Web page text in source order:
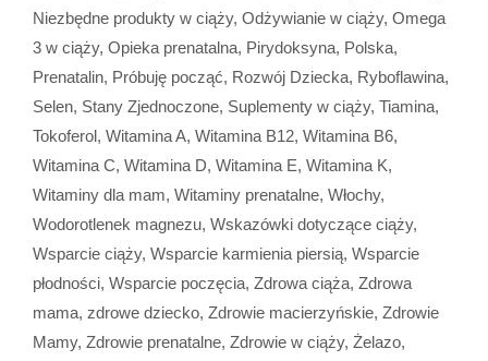
Niezbędne produkty w ciąży, Odżywianie w ciąży, Omega
3 w ciąży, Opieka prenatalna, Pirydoksyna, Polska,
Prenatalin, Próbuję począć, Rozwój Dziecka, Ryboflawina,
Selen, Stany Zjednoczone, Suplementy w ciąży, Tiamina,
Tokoferol , Witamina A, Witamina B12, Witamina B6,
Witamina C, Witamina D, Witamina E, Witamina K,
Witaminy dla mam, Witaminy prenatalne, Włochy,
Wodorotlenek magnezu, Wskazówki dotyczące ciąży,
Wsparcie ciąży, Wsparcie karmienia piersią, Wsparcie
płodności, Wsparcie poczęcia, Zdrowa ciąża, Zdrowa
mama, zdrowe dziecko, Zdrowie macierzyńskie, Zdrowie
Mamy, Zdrowie prenatalne, Zdrowie w ciąży, Żelazo,